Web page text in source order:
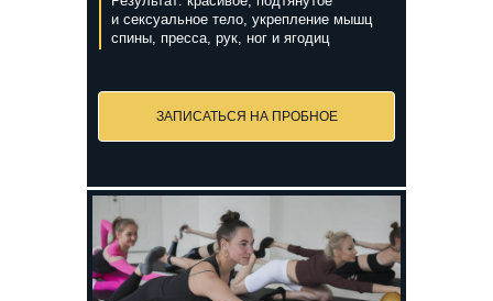
ЗАПИСАТЬСЯ НА ПРОБНОЕ
и сексуальное тело, укрепление мышц
спины, пресса, рук, ног и ягодиц